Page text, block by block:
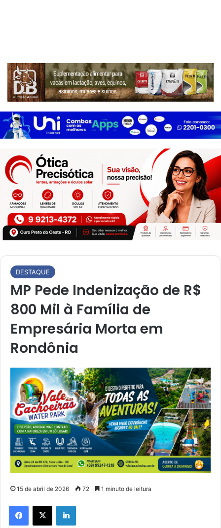
DESTAQUE
MP Pede Indenização de R$
800 Mil à Família de
Empresária Morta em
Rondônia
15 de abril de 2026 72 1 minuto de leitura
Facebook
X Linkedin